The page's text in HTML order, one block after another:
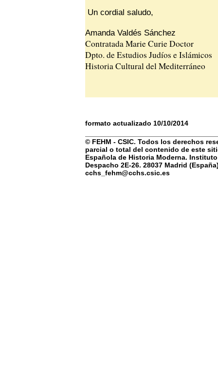
Un cordial saludo,
Amanda Valdés Sánchez
Contratada Marie Curie Doctor
Dpto. de Estudios Judíos e Islámicos
Historia Cultural del Mediterráneo
formato actualizado 10/10/2014
© FEHM - CSIC. Todos los derechos
parcial o total del contenido de este
Española de Historia Moderna. Instituto
Despacho 2E-26. 28037 Madrid
cchs_fehm@cchs.csic.es